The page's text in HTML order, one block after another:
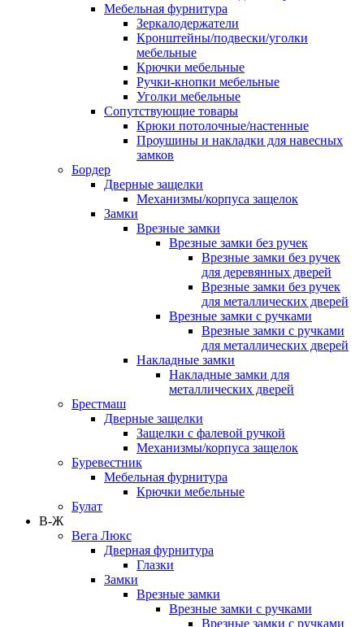
Мебельная фурнитура
Зеркалодержатели
Кронштейны/подвески/уголки
мебельные
Крючки мебельные
Ручки-кнопки мебельные
Уголки мебельные
Сопутствующие товары
Крюки потолочные/настенные
Проушины и накладки для навесных
замков
Бордер
Дверные защелки
Механизмы/корпуса защелок
Замки
Врезные замки
Врезные замки без ручек
Врезные замки без ручек
для деревянных дверей
Врезные замки без ручек
для металлических дверей
Врезные замки с ручками
Врезные замки с ручками
для металлических дверей
Накладные замки
Накладные замки для
металлических дверей
Брестмаш
Дверные защелки
Защелки с фалевой ручкой
Механизмы/корпуса защелок
Буревестник
Мебельная фурнитура
Крючки мебельные
Булат
В-Ж
Вега Люкс
Дверная фурнитура
Глазки
Замки
Врезные замки
Врезные замки с ручками
Врезные замки с ручками